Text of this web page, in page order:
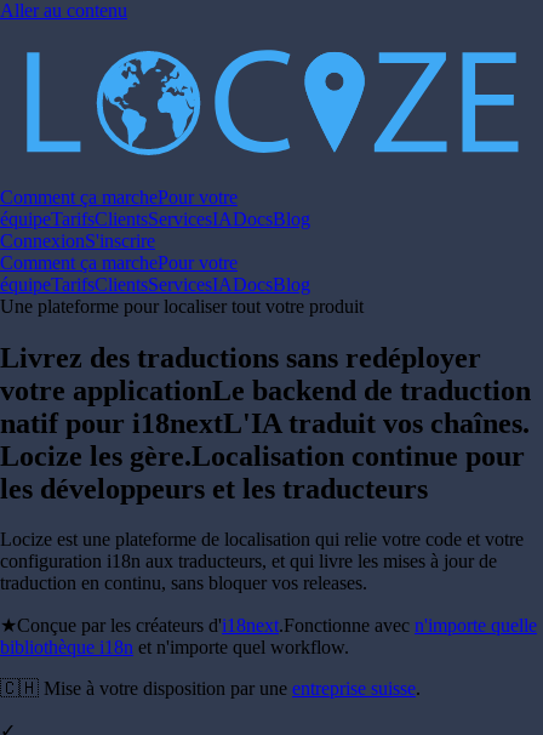
Aller au contenu
Comment ça marchePour votre
équipeTarifsClientsServicesIADocsBlog
ConnexionS'inscrire
Comment ça marchePour votre
équipeTarifsClientsServicesIADocsBlog
Une plateforme pour localiser tout votre produit
Livrez des traductions sans redéployer
votre applicationLe backend de traduction
natif pour i18nextL'IA traduit vos chaînes.
Locize les gère.Localisation continue pour
les développeurs et les traducteurs
Locize est une plateforme de localisation qui relie votre code et votre
configuration i18n aux traducteurs, et qui livre les mises à jour de
traduction en continu, sans bloquer vos releases.
★Conçue par les créateurs d'i18next.Fonctionne avec n'importe quelle
bibliothèque i18n et n'importe quel workflow.
🇨🇭 Mise à votre disposition par une entreprise suisse.